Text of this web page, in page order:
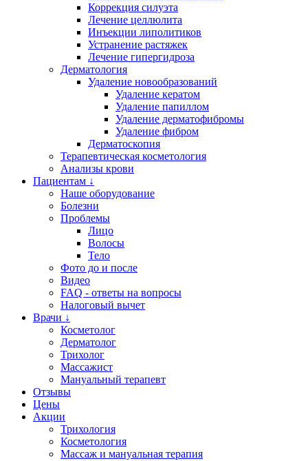
Коррекция силуэта
Лечение целлюлита
Инъекции липолитиков
Устранение растяжек
Лечение гипергидроза
Дерматология
Удаление новообразований
Удаление кератом
Удаление папиллом
Удаление дерматофибромы
Удаление фибром
Дерматоскопия
Терапевтическая косметология
Анализы крови
Пациентам ↓
Наше оборудование
Болезни
Проблемы
Лицо
Волосы
Тело
Фото до и после
Видео
FAQ - ответы на вопросы
Налоговый вычет
Врачи ↓
Косметолог
Дерматолог
Трихолог
Массажист
Мануальный терапевт
Отзывы
Цены
Акции
Трихология
Косметология
Массаж и мануальная терапия